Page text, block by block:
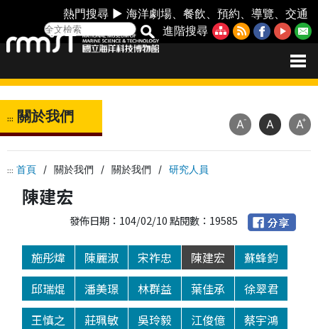
熱門搜尋 ►海洋劇場 、餐飲 、預約 、導覽 、交通
進階搜尋
::: 關於我們
::: 首頁 / 關於我們 / 關於我們 / 研究人員
A- A A+
陳建宏
發佈日期：104/02/10 點閱數：19585
施彤煒 陳麗淑 宋祚忠 陳建宏
蘇蜂鈞
邱瑞焜
潘美璟 林群益 葉佳承
徐翠君
王慎之
莊珮敏 吳玲毅 江俊億
蔡宇鴻